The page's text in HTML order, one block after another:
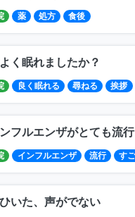
薬 処方 食後
く眠れましたか？
良く眠れる 尋ねる 挨拶
フルエンザがとても流行
インフルエンザ 流行 す
いた、声がでない